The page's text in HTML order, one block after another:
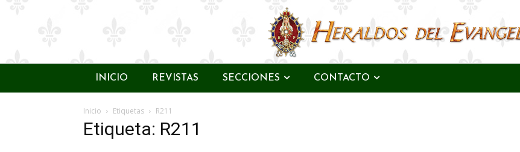
INICIO REVISTAS SECCIONES CONTACTO
Inicio Etiquetas R211
Etiqueta: R211